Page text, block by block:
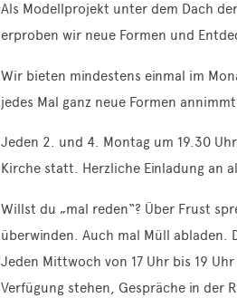
Als Modellprojekt unter dem Dach
erproben wir neue Formen und
Wir bieten mindestens einmal im
jedes Mal ganz neue Formen
Jeden 2. und 4. Montag um 19.30
Kirche statt. Herzliche Einladung an
Willst du „mal reden“? Über Frust
überwinden. Auch mal Müll abladen.
Jeden Mittwoch von 17 Uhr bis 19
Verfügung stehen, Gespräche in der